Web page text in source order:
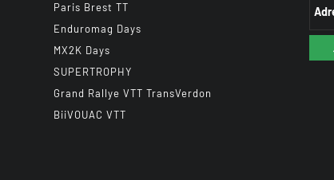
Paris Brest TT
Enduromag Days
MX2K Days
SUPERTROPHY
Grand Rallye VTT TransVerdon
BiiVOUAC VTT